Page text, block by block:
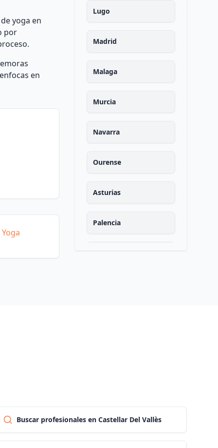
yoga en
por
en
Lugo
Madrid
Malaga
Murcia
Navarra
Ourense
Asturias
Palencia
Sevilla
Buscar profesionales en Castellar Del Vallès